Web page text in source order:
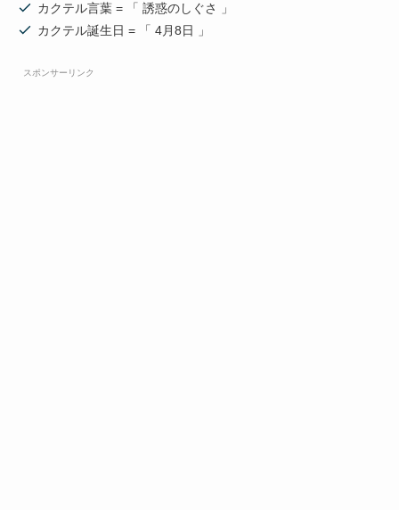
カクテル言葉 = 「 誘惑のしぐさ 」
カクテル誕生日 = 「 4月8日 」
スポンサーリンク